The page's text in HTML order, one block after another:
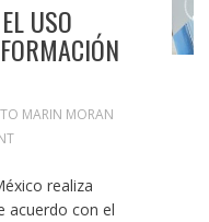
USO
MARIN MORAN
realiza
acuerdo con el